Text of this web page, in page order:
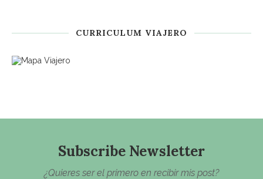
CURRICULUM VIAJERO
Subscribe Newsletter
¿Quieres ser el primero en recibir mis post?